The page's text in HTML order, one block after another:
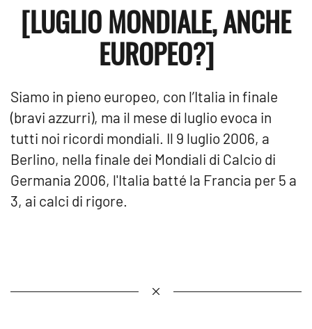
[LUGLIO MONDIALE, ANCHE
EUROPEO?]
Siamo in pieno europeo, con l’Italia in finale
(bravi azzurri), ma il mese di luglio evoca in
tutti noi ricordi mondiali. Il 9 luglio 2006, a
Berlino, nella finale dei Mondiali di Calcio di
Germania 2006, l'Italia batté la Francia per 5 a
3, ai calci di rigore.